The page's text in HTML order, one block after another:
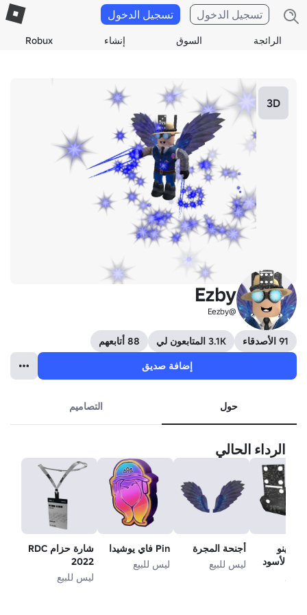
الرائجة السوق إنشاء Robux
تسجيل الدخول تسجيل الدخول
3D
Ezby
@Eezby
91 الأصدقاء 3.1K المتابعون لي
88 أتابعهم
إضافة صديق
حول التصاميم
الرداء الحالي
الأسود
أجنحة المجرة
ليس للبيع
Pin فاي يوشيدا
ليس للبيع
شارة حزام RDC
2022
ليس للبيع